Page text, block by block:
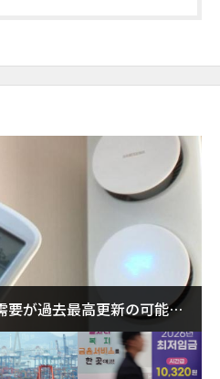
要が過去最高更新の可能性